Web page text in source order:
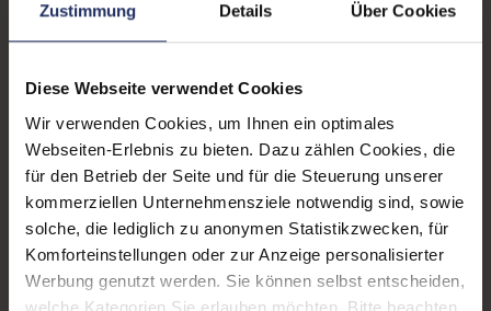
Zustimmung Details Über Cookies
Diese Webseite verwendet Cookies
Wir verwenden Cookies, um Ihnen ein optimales
Webseiten-Erlebnis zu bieten. Dazu zählen Cookies, die
für den Betrieb der Seite und für die Steuerung unserer
kommerziellen Unternehmensziele notwendig sind, sowie
solche, die lediglich zu anonymen Statistikzwecken, für
Komforteinstellungen oder zur Anzeige personalisierter
Werbung genutzt werden. Sie können selbst entscheiden,
welche Kategorien Sie erlauben möchten. Bitte beachten
Webcam:
Tastaturbeleuchtung: Ja
Schnittstellen:
1x Audio / Mikrofon - 3.5
mm Combo, 1x Bluetooth,
1x HDMI , 1x W-LAN, 2x
Thunderbolt, 2x USB 3 Typ
A
Mehr anzeigen
Displaygröße: 14,0 Zoll
LTE: Nein